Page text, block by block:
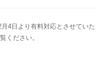
4日より有料対応とさせていた
ください。